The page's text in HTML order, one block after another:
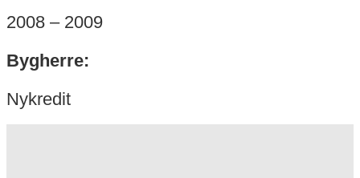
2008 – 2009
Bygherre:
Nykredit